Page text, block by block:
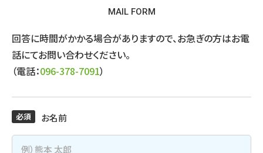
MAIL FORM
回答に時間がかかる場合がありますので、お急ぎの方はお電
話にてお問い合わせください。
（電話：096-378-7091）
お名前
必須